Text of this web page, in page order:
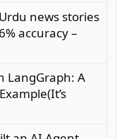
news stories
accuracy –
LangGraph: A